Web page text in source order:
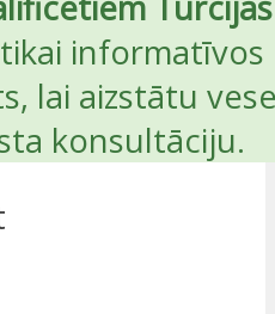
lai aizstātu
konsultāciju.